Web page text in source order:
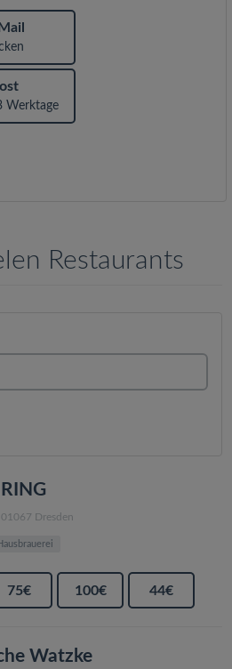
Werktage
Restaurants
Dresden
75€ 100€ 44€
Watzke